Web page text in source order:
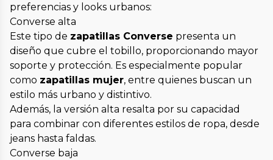
preferencias y looks urbanos:
Converse alta
Este tipo de zapatillas Converse presenta un
diseño que cubre el tobillo, proporcionando mayor
soporte y protección. Es especialmente popular
como zapatillas mujer, entre quienes buscan un
estilo más urbano y distintivo.
Además, la versión alta resalta por su capacidad
para combinar con diferentes estilos de ropa, desde
jeans hasta faldas.
Converse baja